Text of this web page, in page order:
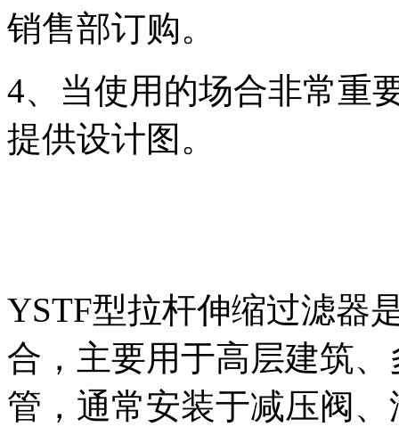
销售部订购。
4、当使用的场合非常重
提供设计图。
YSTF型拉杆伸缩过滤器
合，主要用于高层建筑
管，通常安装于减压阀